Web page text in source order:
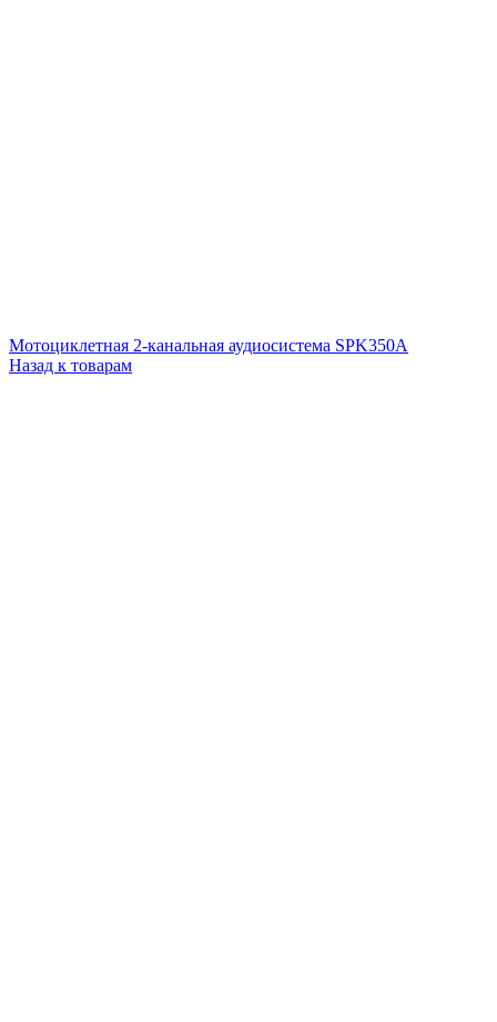
Мотоциклетная 2-канальная аудиосистема SPK350A
Назад к товарам